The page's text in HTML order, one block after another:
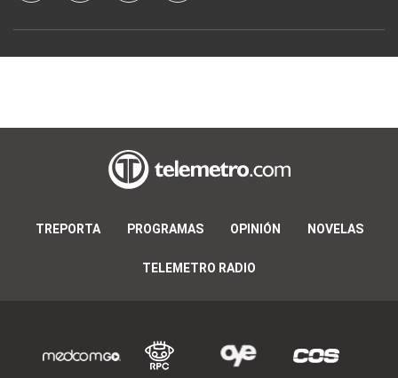
TREPORTA PROGRAMAS OPINIÓN NOVELAS
TELEMETRO RADIO